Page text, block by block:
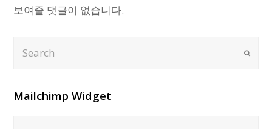
보여줄 댓글이 없습니다.
Submit
Mailchimp Widget